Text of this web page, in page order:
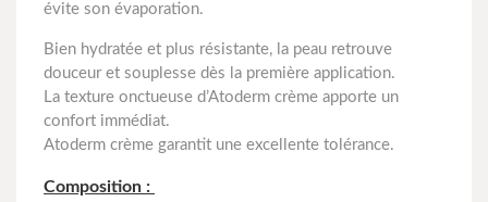
évite son évaporation.
Bien hydratée et plus résistante, la peau retrouve
douceur et souplesse dès la première application.
La texture onctueuse d’Atoderm crème apporte un
confort immédiat.
Atoderm crème garantit une excellente tolérance.
Composition :